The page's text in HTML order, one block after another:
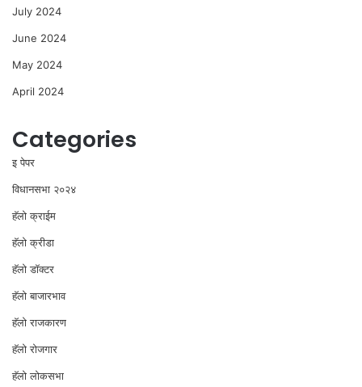
July 2024
June 2024
May 2024
April 2024
Categories
इ पेपर
विधानसभा २०२४
⁠हॅलो क्राईम
हॅलो क्रीडा
हॅलो डॉक्टर
हॅलो बाजारभाव
हॅलो राजकारण
⁠हॅलो रोजगार
हॅलो लोकसभा